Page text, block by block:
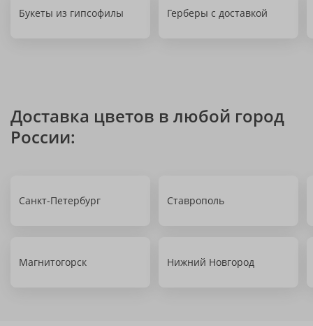
Букеты из гипсофилы Герберы с доставкой
Доставка цветов в любой город
России:
Санкт-Петербург Ставрополь
Магнитогорск Нижний Новгород